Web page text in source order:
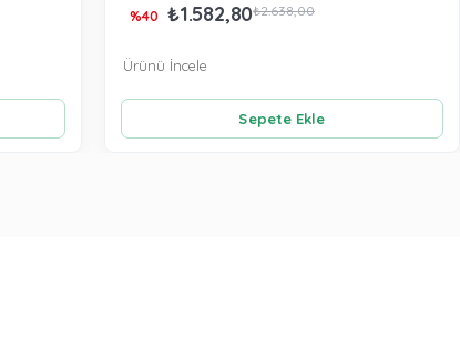
₺1.582,80₺2.638,00
%40
Sepete Ekle
Ürünü İncele